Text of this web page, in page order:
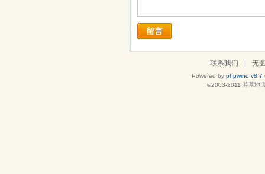
留言
联系我们 | 无
Powered by phpwind v8.7
©2003-2011 芳草地